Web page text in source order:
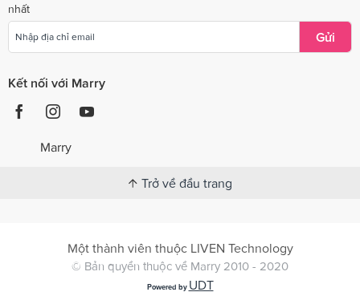
nhất
Gửi
Kết nối với Marry
Marry
Trở về đầu trang
Một thành viên thuộc LIVEN Technology
© Bản quyền thuộc về Marry 2010 - 2020
Powered by UDT